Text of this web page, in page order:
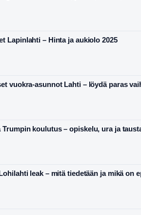
Lapinlahti – Hinta ja aukiolo 2025
vuokra-asunnot Lahti – löydä paras
Trumpin koulutus – opiskelu, ura ja
leak – mitä tiedetään ja mikä on